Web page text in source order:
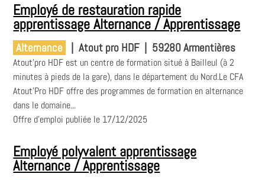
Employé de restauration rapide
apprentissage Alternance / Apprentissage
Alternance | Atout pro HDF | 59280 Armentières
Atout'pro HDF est un centre de formation situé à Bailleul (à 2
minutes à pieds de la gare), dans le département du Nord.Le CFA
Atout'Pro HDF offre des programmes de formation en alternance
dans le domaine...
Offre d'emploi publiée le 17/12/2025
Employé polyvalent apprentissage
Alternance / Apprentissage